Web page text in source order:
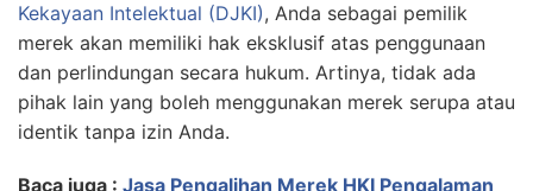
Kekayaan Intelektual (DJKI), Anda sebagai pemilik
merek akan memiliki hak eksklusif atas penggunaan
dan perlindungan secara hukum. Artinya, tidak ada
pihak lain yang boleh menggunakan merek serupa atau
identik tanpa izin Anda.
Baca juga : Jasa Pengalihan Merek HKI Pengalaman